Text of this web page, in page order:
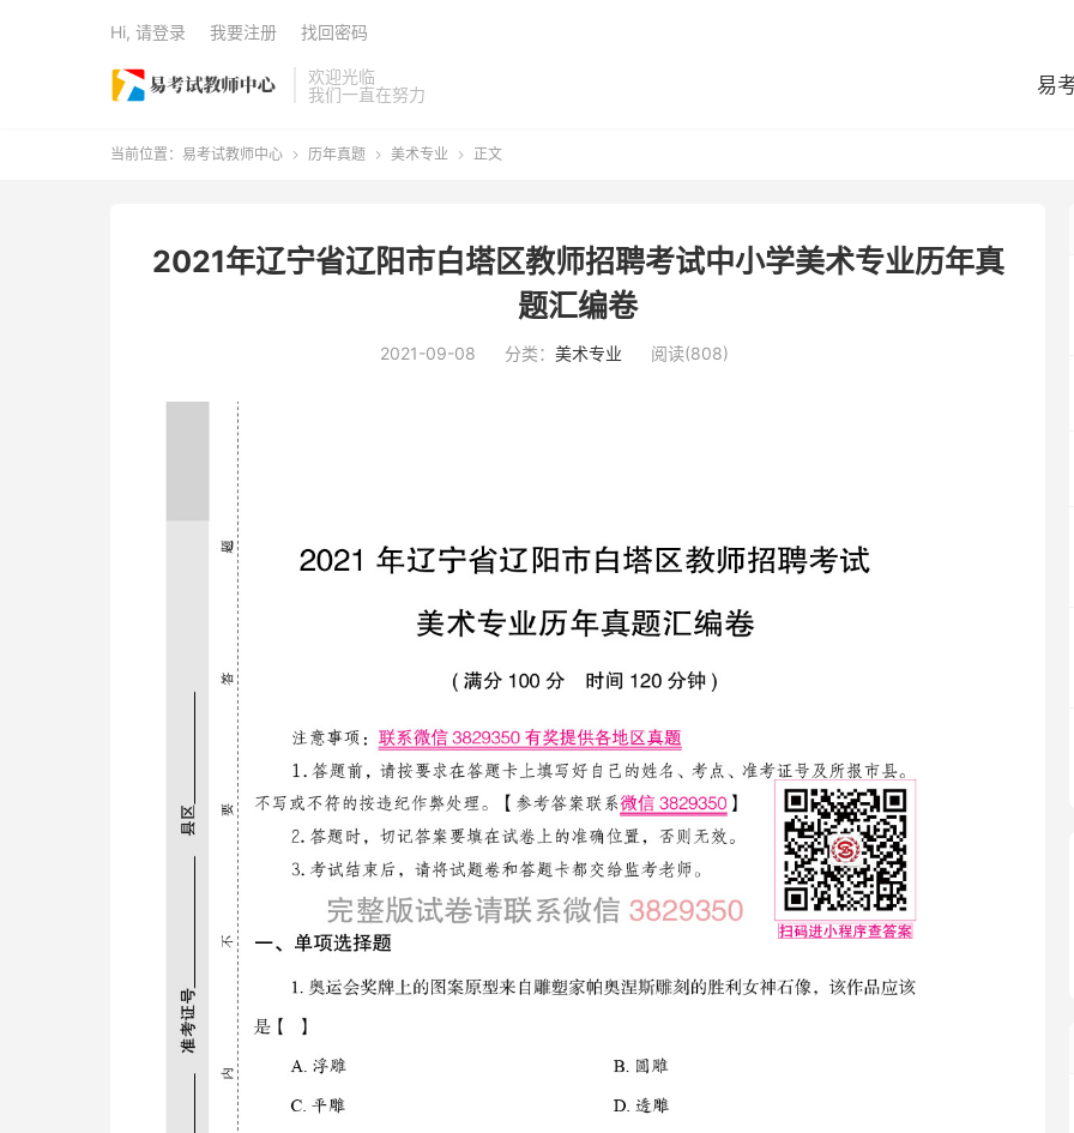
欢迎光临
我们一直在努力
易
Hi, 请登录 我要注册 找回密码
当前位置： 易考试教师中心  历年真题  美术专业  正文
2021年辽宁省辽阳市白塔区教师招聘考试中小学美术专业历年真
题汇编卷
2021-09-08 分类： 美术专业 阅读(808)